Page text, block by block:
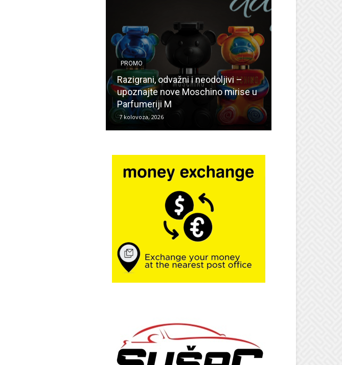
PROMO
Razigrani, odvažni i neodoljivi –
upoznajte nove Moschino mirise u
Parfumeriji M
7 kolovoza, 2026